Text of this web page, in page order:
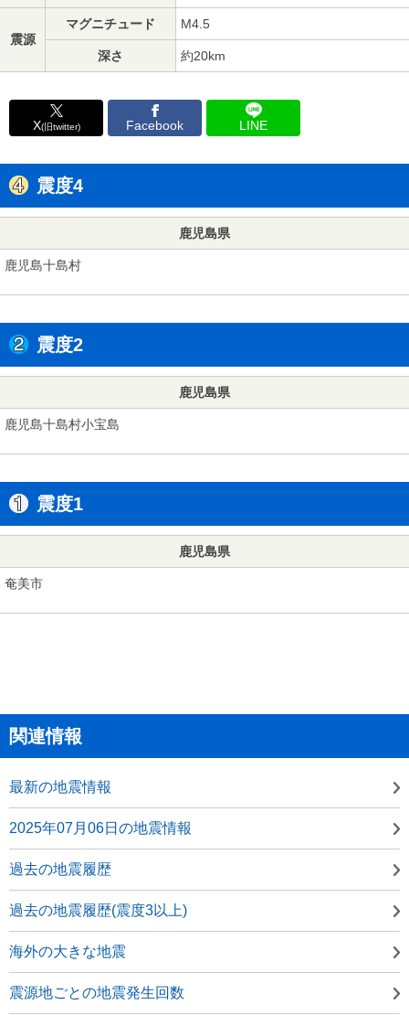
震源
マグニチュード M4.5
深さ 約20km
X(旧twitter) Facebook LINE
震度4
鹿児島県
鹿児島十島村
震度2
鹿児島県
鹿児島十島村小宝島
震度1
鹿児島県
奄美市
関連情報
最新の地震情報
2025年07月06日の地震情報
過去の地震履歴
過去の地震履歴(震度3以上)
海外の大きな地震
震源地ごとの地震発生回数